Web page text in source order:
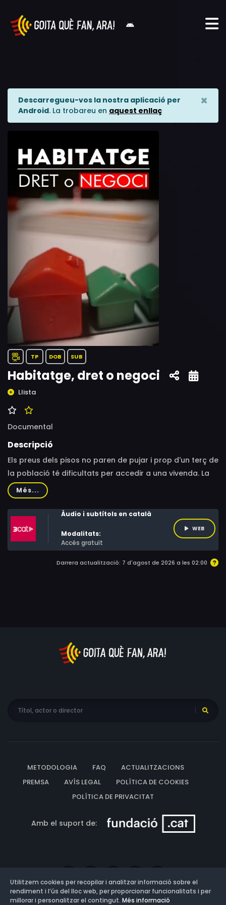
Descarregueu-vos la nostra aplicació per
Android. La trobareu en aquest enllaç
×
TP DOB SUB
Habitatge, dret o negoci
Llista
Documental
Descripció
Els preus dels pisos no paren de pujar i prop d'un terç de
la població té dificultats per accedir a una vivenda. La
crisi de l'habitatge afecta persones vulnerables, però
també a les que tenen uns ingressos regulars.
Més...
Àudio i subtítols en català
Modalitats:
Accés gratuït
WEB
Darrera actualització: 7 d'agost de 2026 a les 02:00
METODOLOGIA FAQ
ACTUALITZACIONS
PREMSA
AVÍS LEGAL
POLÍTICA DE COOKIES
POLÍTICA DE PRIVACITAT
Amb el suport de:
Utilitzem cookies per recopilar i analitzar informació sobre el
rendiment i l’ús del lloc web, per proporcionar funcionalitats i per
millorar i personalitzar el contingut. Més informació